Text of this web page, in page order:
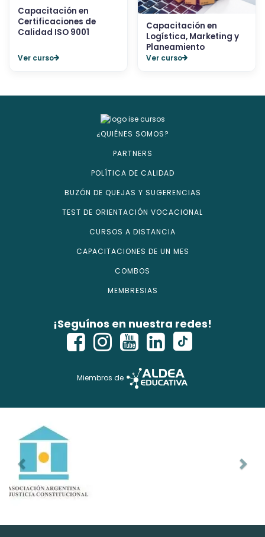
Capacitación en
Certificaciones de
Calidad ISO 9001
Ver curso
Capacitación en
Logística, Marketing y
Planeamiento
Ver curso
¿QUIÉNES SOMOS?
PARTNERS
POLÍTICA DE CALIDAD
BUZÓN DE QUEJAS Y SUGERENCIAS
TEST DE ORIENTACIÓN VOCACIONAL
CURSOS A DISTANCIA
CAPACITACIONES DE UN MES
COMBOS
MEMBRESIAS
¡Seguínos en nuestra redes!
Miembros de